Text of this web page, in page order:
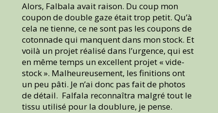
Alors, Falbala avait raison. Du coup mon
coupon de double gaze était trop petit. Qu’à
cela ne tienne, ce ne sont pas les coupons de
cotonnade qui manquent dans mon stock. Et
voilà un projet réalisé dans l’urgence, qui est
en même temps un excellent projet « vide-
stock ». Malheureusement, les finitions ont
un peu pâti. Je n’ai donc pas fait de photos
de détail. Falfala reconnaîtra malgré tout le
tissu utilisé pour la doublure, je pense.